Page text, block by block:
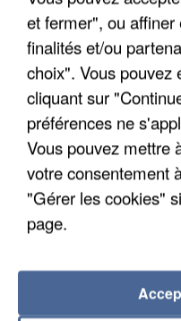
LES DONNÉES DE
INTERMARCHÉ
et fermer", ou
finalités et/ou
choix". Vous pouvez
cliquant sur
préférences ne
Vous pouvez mettre
votre consentement
"Gérer les cookies"
page.